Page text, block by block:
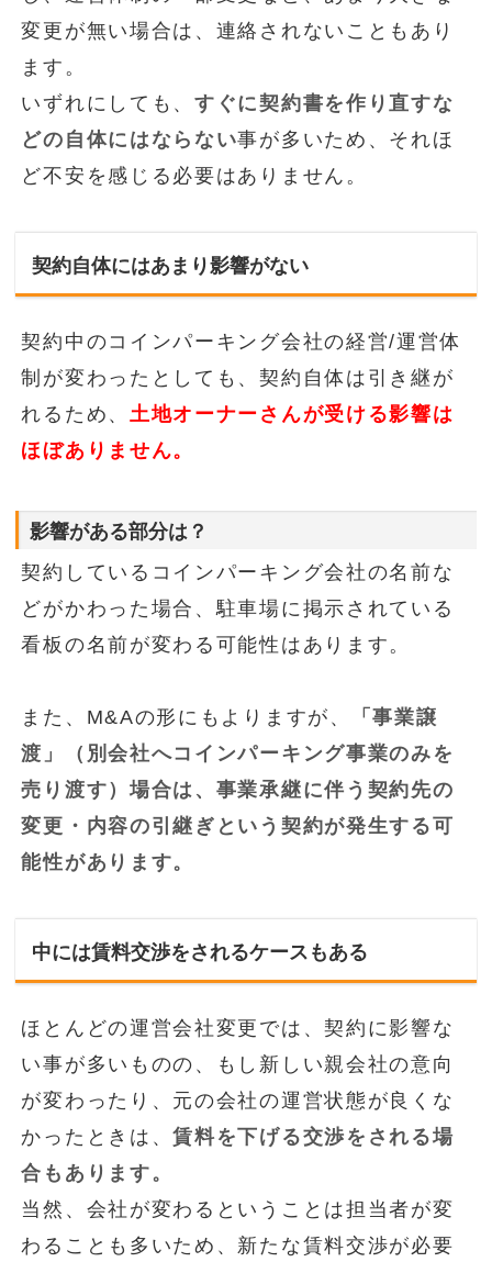
変更が無い場合は、連絡されないこともあり
ます。
いずれにしても、すぐに契約書を作り直すな
どの自体にはならない事が多いため、それほ
ど不安を感じる必要はありません。
契約自体にはあまり影響がない
契約中のコインパーキング会社の経営/運営体
制が変わったとしても、契約自体は引き継が
れるため、 土地オーナーさんが受ける影響は
ほぼありません。
影響がある部分は？
契約しているコインパーキング会社の名前な
どがかわった場合、駐車場に掲示されている
看板の名前が変わる可能性はあります。
また、M&Aの形にもよりますが、
「事業譲
渡」（別会社へコインパーキング事業のみを
売り渡す）場合は、事業承継に伴う契約先の
変更・内容の引継ぎという契約が発生する可
能性があります。
中には賃料交渉をされるケースもある
ほとんどの運営会社変更では、契約に影響な
い事が多いものの、もし新しい親会社の意向
が変わったり、元の会社の運営状態が良くな
かったときは、賃料を下げる交渉をされる場
合もあります。
当然、会社が変わるということは担当者が変
わることも多いため、新たな賃料交渉が必要